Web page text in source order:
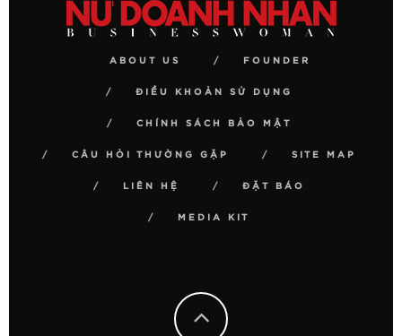
ABOUT US FOUNDER
ĐIỀU KHOẢN SỬ DỤNG
CHÍNH SÁCH BẢO MẬT
CÂU HỎI THƯỜNG GẶP SITE MAP
LIÊN HỆ ĐẶT BÁO
MEDIA KIT